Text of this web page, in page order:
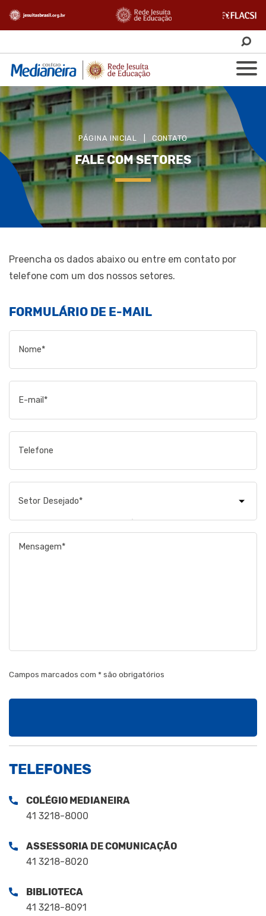
PÁGINA INICIAL CONTATO
FALE COM SETORES
Preencha os dados abaixo ou entre em contato por
telefone com um dos nossos setores.
FORMULÁRIO DE E-MAIL
Setor Desejado*
Campos marcados com * são obrigatórios
TELEFONES
COLÉGIO MEDIANEIRA
41 3218-8000
ASSESSORIA DE COMUNICAÇÃO
41 3218-8020
BIBLIOTECA
41 3218-8091